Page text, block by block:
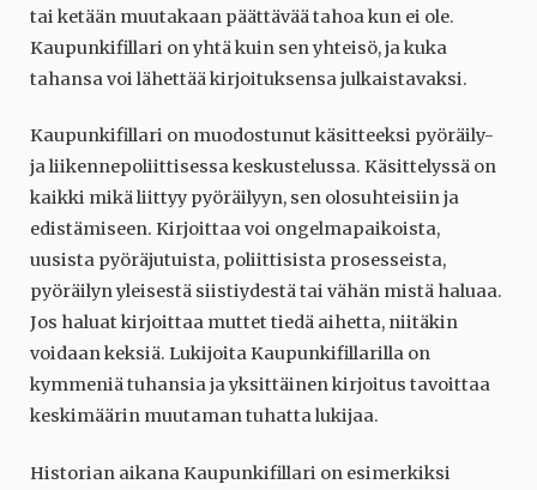
tai ketään muutakaan päättävää tahoa kun ei ole.
Kaupunkifillari on yhtä kuin sen yhteisö, ja kuka
tahansa voi lähettää kirjoituksensa julkaistavaksi.
Kaupunkifillari on muodostunut käsitteeksi pyöräily-
ja liikennepoliittisessa keskustelussa. Käsittelyssä on
kaikki mikä liittyy pyöräilyyn, sen olosuhteisiin ja
edistämiseen. Kirjoittaa voi ongelmapaikoista,
uusista pyöräjutuista, poliittisista prosesseista,
pyöräilyn yleisestä siistiydestä tai vähän mistä haluaa.
Jos haluat kirjoittaa muttet tiedä aihetta, niitäkin
voidaan keksiä. Lukijoita Kaupunkifillarilla on
kymmeniä tuhansia ja yksittäinen kirjoitus tavoittaa
keskimäärin muutaman tuhatta lukijaa.
Historian aikana Kaupunkifillari on esimerkiksi